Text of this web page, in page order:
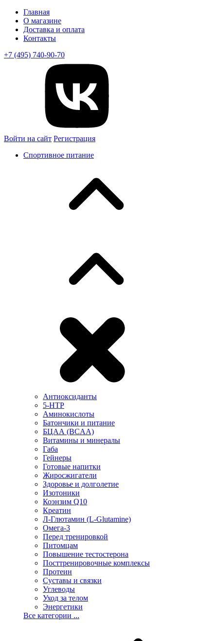
Главная
О магазине
Доставка и оплата
Контакты
+7 (495) 740-90-70
Войти на сайт Регистрация
Спортивное питание
Антиоксиданты
5-HTP
Аминокислоты
Батончики и питание
БЦАА (BCAA)
Витамины и минералы
Габа
Гейнеры
Готовые напитки
Жиросжигатели
Здоровье и долголетие
Изотоники
Коэнзим Q10
Креатин
Л-Глютамин (L-Glutamine)
Омега-3
Перед тренировкой
Питомцам
Повышение тестостерона
Посттренировочные комплексы
Протеин
Суставы и связки
Углеводы
Уход за телом
Энергетики
Все категории ...